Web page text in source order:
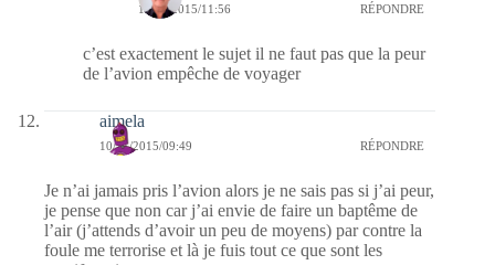
12/11/2015/11:56 RÉPONDRE
c’est exactement le sujet il ne faut pas que la peur
de l’avion empêche de voyager
aimela
10/11/2015/09:49 RÉPONDRE
Je n’ai jamais pris l’avion alors je ne sais pas si j’ai peur,
je pense que non car j’ai envie de faire un baptême de
l’air (j’attends d’avoir un peu de moyens) par contre la
foule me terrorise et là je fuis tout ce que sont les